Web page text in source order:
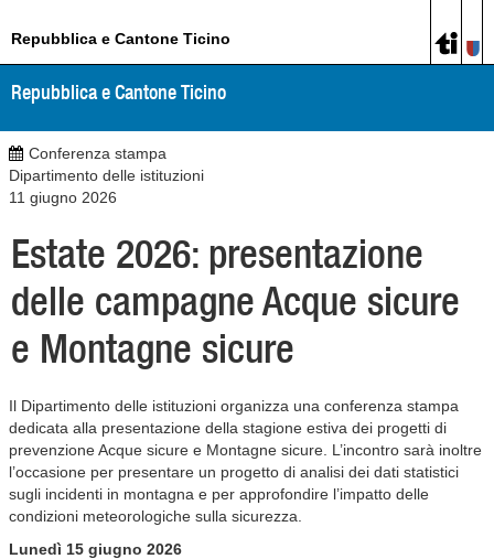
Repubblica e Cantone Ticino
Repubblica e Cantone Ticino
Conferenza stampa
Dipartimento delle istituzioni
11 giugno 2026
Estate 2026: presentazione
delle campagne Acque sicure
e Montagne sicure
Il Dipartimento delle istituzioni organizza una conferenza stampa
dedicata alla presentazione della stagione estiva dei progetti di
prevenzione Acque sicure e Montagne sicure. L’incontro sarà inoltre
l’occasione per presentare un progetto di analisi dei dati statistici
sugli incidenti in montagna e per approfondire l’impatto delle
condizioni meteorologiche sulla sicurezza.
Lunedì 15 giugno 2026